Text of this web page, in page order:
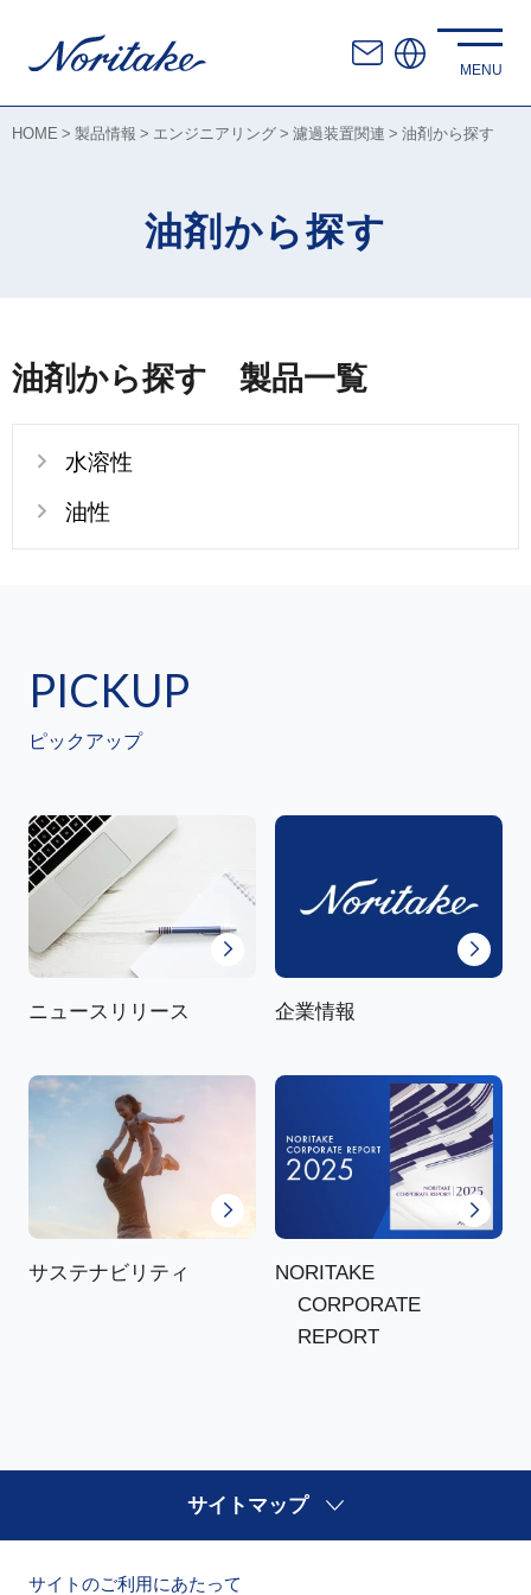
HOME 製品情報 エンジニアリング 濾過装置関連 油剤から探す
油剤から探す
油剤から探す 製品一覧
水溶性
油性
PICKUP
ピックアップ
ニュースリリース 企業情報
サステナビリティ
NORITAKE
CORPORATE
REPORT
サイトマップ
サイトのご利用にあたって